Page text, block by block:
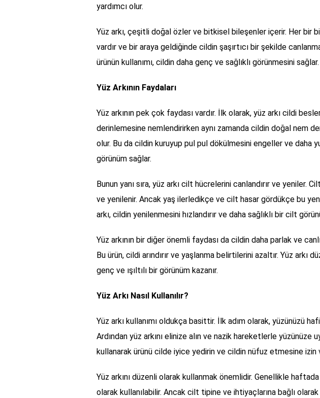
yardımcı olur.
Yüz arkı, çeşitli doğal özler ve bitkisel bileşenler içerir. Her bir
vardır ve bir araya geldiğinde cildin şaşırtıcı bir şekilde
ürünün kullanımı, cildin daha genç ve sağlıklı görünmesini sağlar.
Yüz Arkının Faydaları
Yüz arkının pek çok faydası vardır. İlk olarak, yüz arkı cildi
derinlemesine nemlendirirken aynı zamanda cildin doğal nem
olur. Bu da cildin kuruyup pul pul dökülmesini engeller ve daha
görünüm sağlar.
Bunun yanı sıra, yüz arkı cilt hücrelerini canlandırır ve yeniler.
ve yenilenir. Ancak yaş ilerledikçe ve cilt hasar gördükçe bu
arkı, cildin yenilenmesini hızlandırır ve daha sağlıklı bir cilt
Yüz arkının bir diğer önemli faydası da cildin daha parlak ve
Bu ürün, cildi arındırır ve yaşlanma belirtilerini azaltır. Yüz arkı
genç ve ışıltılı bir görünüm kazanır.
Yüz Arkı Nasıl Kullanılır?
Yüz arkı kullanımı oldukça basittir. İlk adım olarak, yüzünüzü
Ardından yüz arkını elinize alın ve nazik hareketlerle yüzünüze
kullanarak ürünü cilde iyice yedirin ve cildin nüfuz etmesine izin
Yüz arkını düzenli olarak kullanmak önemlidir. Genellikle
olarak kullanılabilir. Ancak cilt tipine ve ihtiyaçlarına bağlı olarak